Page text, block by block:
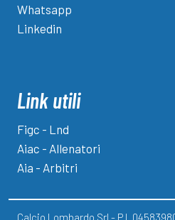
Whatsapp
Linkedin
Link utili
Figc - Lnd
Aiac - Allenatori
Aia - Arbitri
Calcio Lombardo Srl - P.I.